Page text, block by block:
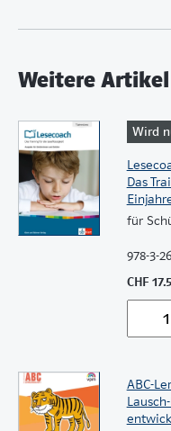
Weitere Artikel
Das
Wird
für
978-3-
CHF
ABC-